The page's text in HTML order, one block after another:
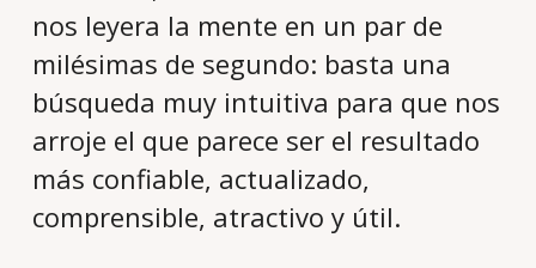
nos leyera la mente en un par de
milésimas de segundo: basta una
búsqueda muy intuitiva para que nos
arroje el que parece ser el resultado
más confiable, actualizado,
comprensible, atractivo y útil.